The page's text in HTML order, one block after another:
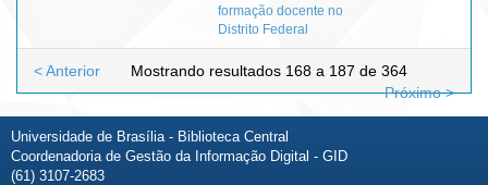
formação docente no
Distrito Federal
Mostrando resultados 168 a 187 de 364
< Anterior
Próximo >
Universidade de Brasília - Biblioteca Central
Coordenadoria de Gestão da Informação Digital - GID
(61) 3107-2683